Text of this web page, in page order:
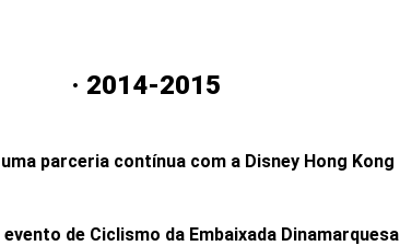
· 2014-2015
parceria contínua com a Disney Hong Kong
de Ciclismo da Embaixada Dinamarquesa